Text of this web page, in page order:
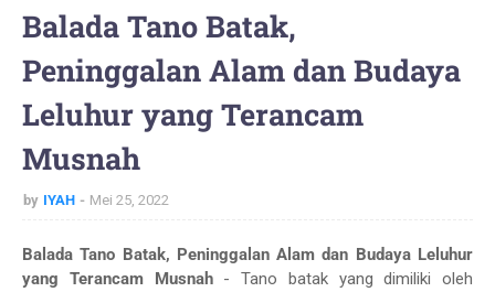
Balada Tano Batak,
Peninggalan Alam dan Budaya
Leluhur yang Terancam
Musnah
by IYAH Mei 25, 2022
Balada Tano Batak, Peninggalan Alam dan Budaya Leluhur
yang Terancam Musnah- Tano batak yang dimiliki oleh